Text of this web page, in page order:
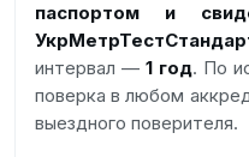
паспортом и
интервал — 1 год. По
поверка в любом
выездного поверителя.